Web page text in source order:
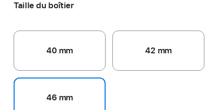
Taille du boîtier
40 mm 42 mm
46 mm